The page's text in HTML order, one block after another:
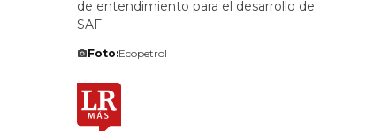
de entendimiento para el desarrollo de
SAF
Foto:Ecopetrol